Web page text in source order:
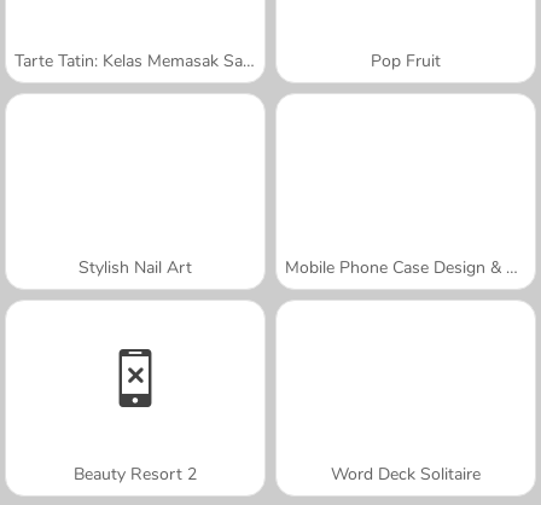
Tarte Tatin: Kelas Memasak Sara Pop Fruit
Stylish Nail Art Mobile Phone Case Design & DIY
Beauty Resort 2 Word Deck Solitaire